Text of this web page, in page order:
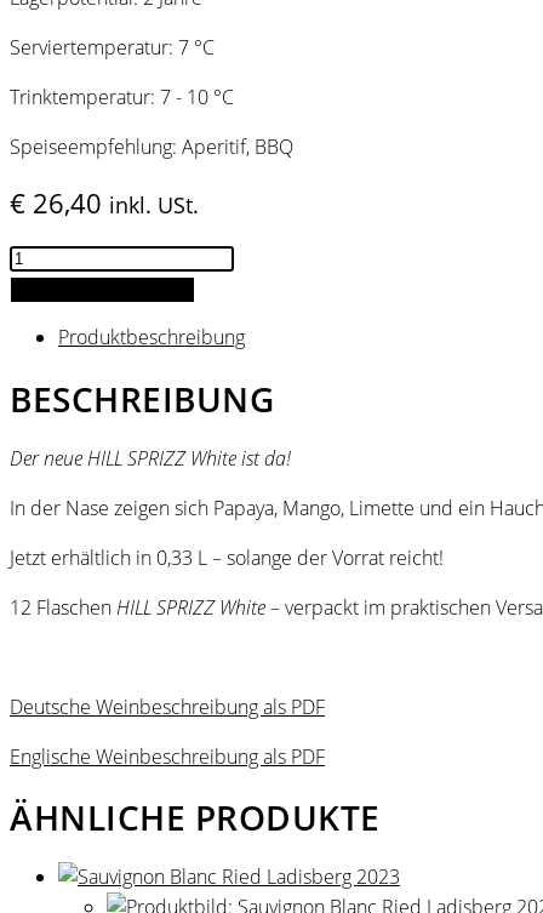
Serviertemperatur: 7 °C
Trinktemperatur: 7 - 10 °C
Speiseempfehlung: Aperitif, BBQ
€ 26,40 inkl. USt.
HILL
SPRIZZ
12er Produktbeschreibung
BESCHREIBUNG
Der neue HILL SPRIZZ White ist da!
In der Nase zeigen sich Papaya, Mango, Limette und ein
Jetzt erhältlich in 0,33 L – solange der Vorrat reicht!
12 FlaschenHILL SPRIZZ White– verpackt im praktischen
Deutsche Weinbeschreibung als PDF
Englische Weinbeschreibung als PDF
ÄHNLICHE PRODUKTE